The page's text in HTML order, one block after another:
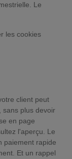
Le
les cookies
client peut
sans plus devoir
en page
l'aperçu. Le
paiement rapide
Et un rappel